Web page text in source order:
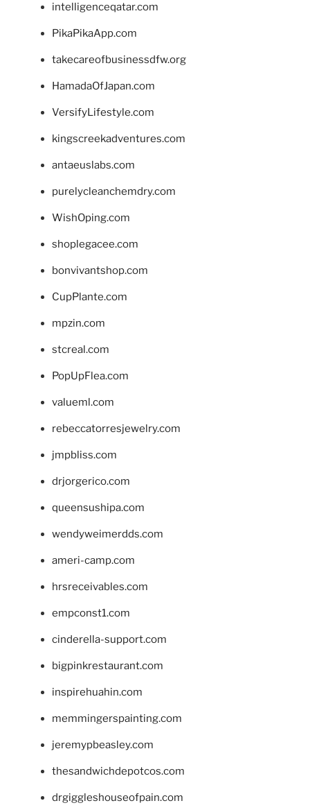
intelligenceqatar.com
PikaPikaApp.com
takecareofbusinessdfw.org
HamadaOfJapan.com
VersifyLifestyle.com
kingscreekadventures.com
antaeuslabs.com
purelycleanchemdry.com
WishOping.com
shoplegacee.com
bonvivantshop.com
CupPlante.com
mpzin.com
stcreal.com
PopUpFlea.com
valueml.com
rebeccatorresjewelry.com
jmpbliss.com
drjorgerico.com
queensushipa.com
wendyweimerdds.com
ameri-camp.com
hrsreceivables.com
empconst1.com
cinderella-support.com
bigpinkrestaurant.com
inspirehuahin.com
memmingerspainting.com
jeremypbeasley.com
thesandwichdepotcos.com
drgiggleshouseofpain.com